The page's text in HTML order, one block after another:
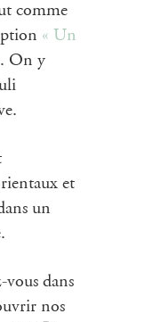
comme
« Un
. On y
et
un
dans
nos